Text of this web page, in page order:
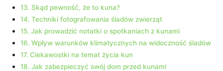
Skąd pewność, że to kuna?
Techniki fotografowania śladów zwierząt
Jak prowadzić notatki o spotkaniach z kunami
Wpływ warunków klimatycznych na widoczność śladów
Ciekawostki na temat życia kun
Jak zabezpieczyć swój dom przed kunami